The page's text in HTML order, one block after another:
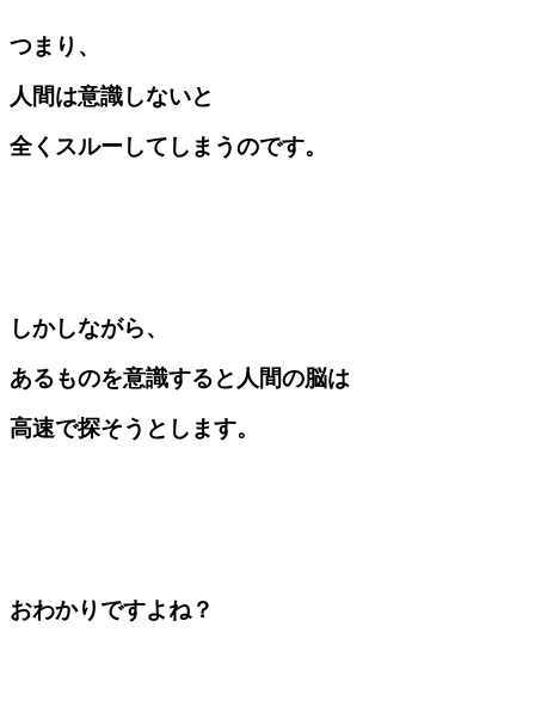
つまり、
人間は意識しないと
全くスルーしてしまうのです。
しかしながら、
あるものを意識すると人間の脳は
高速で探そうとします。
おわかりですよね？